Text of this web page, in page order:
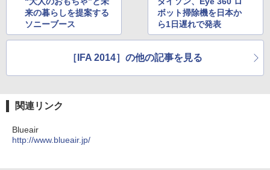
来の暮らしを提案する
ソニーブース
ボット掃除機を日本か
ら1日遅れで発表
［IFA 2014］の他の記事を見る
関連リンク
Blueair
http://www.blueair.jp/